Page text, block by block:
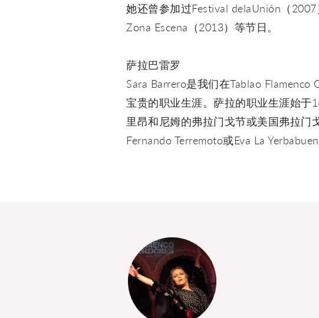
她还曾参加过Festival delaUnión（
Zona Escena（2013）等节日。
萨拉巴雷罗
Sara Barrero是我们在Tablao
宝贵的职业生涯。萨拉的职业生涯始于
里昂和尼姆的弗拉门戈节或美国弗拉门
Fernando Terremoto或Eva La